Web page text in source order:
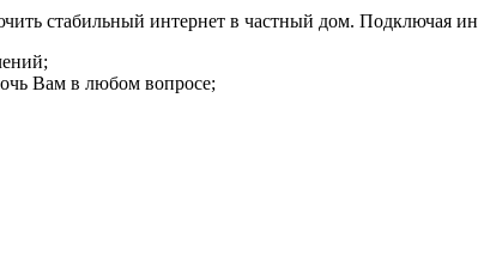
стабильный интернет в частный дом. Подключая
Вам в любом вопросе;